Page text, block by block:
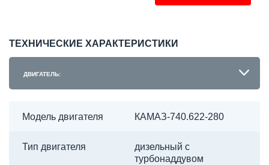
ТЕХНИЧЕСКИЕ ХАРАКТЕРИСТИКИ
ДВИГАТЕЛЬ:
Модель двигателя КАМАЗ-740.622-280
Тип двигателя
дизельный с
турбонаддувом